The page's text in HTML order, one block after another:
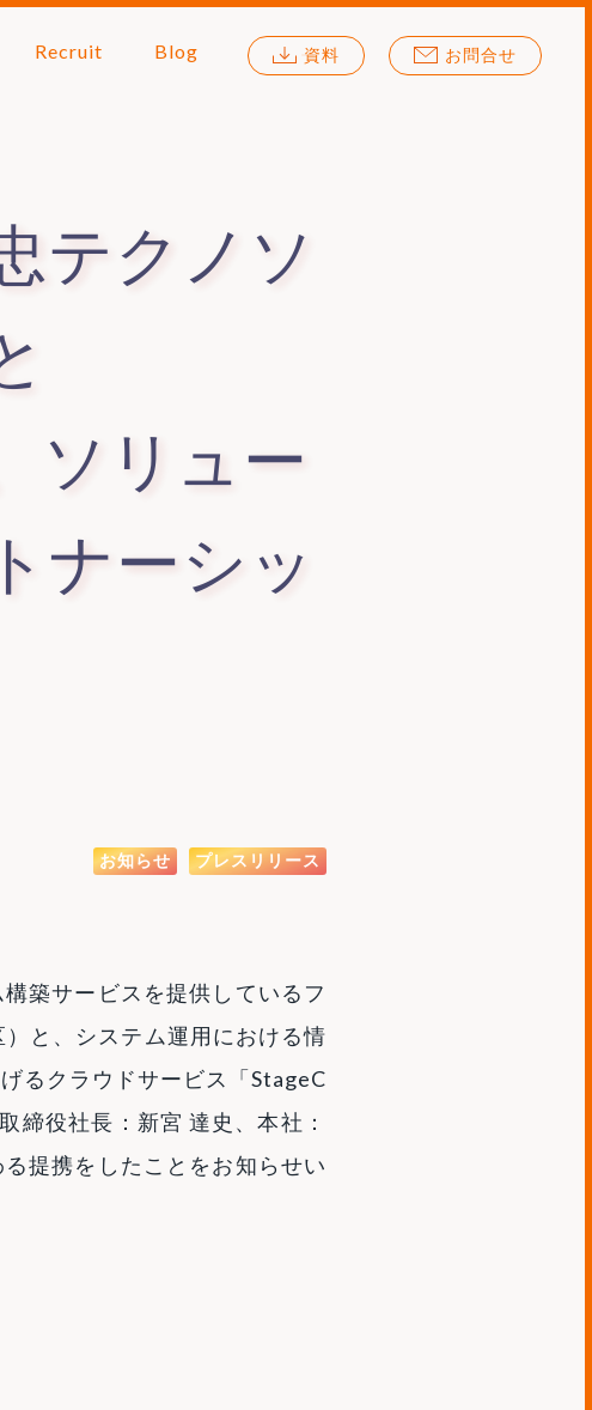
Recruit Blog 資料 お問合せ
テクノソ
ソリュー
ナーシッ
お知らせ プレスリリース
築サービスを提供しているフ
と、システム運用における情
るクラウドサービス「StageC
役社長：新宮 達史、本社：
提携をしたことをお知らせい